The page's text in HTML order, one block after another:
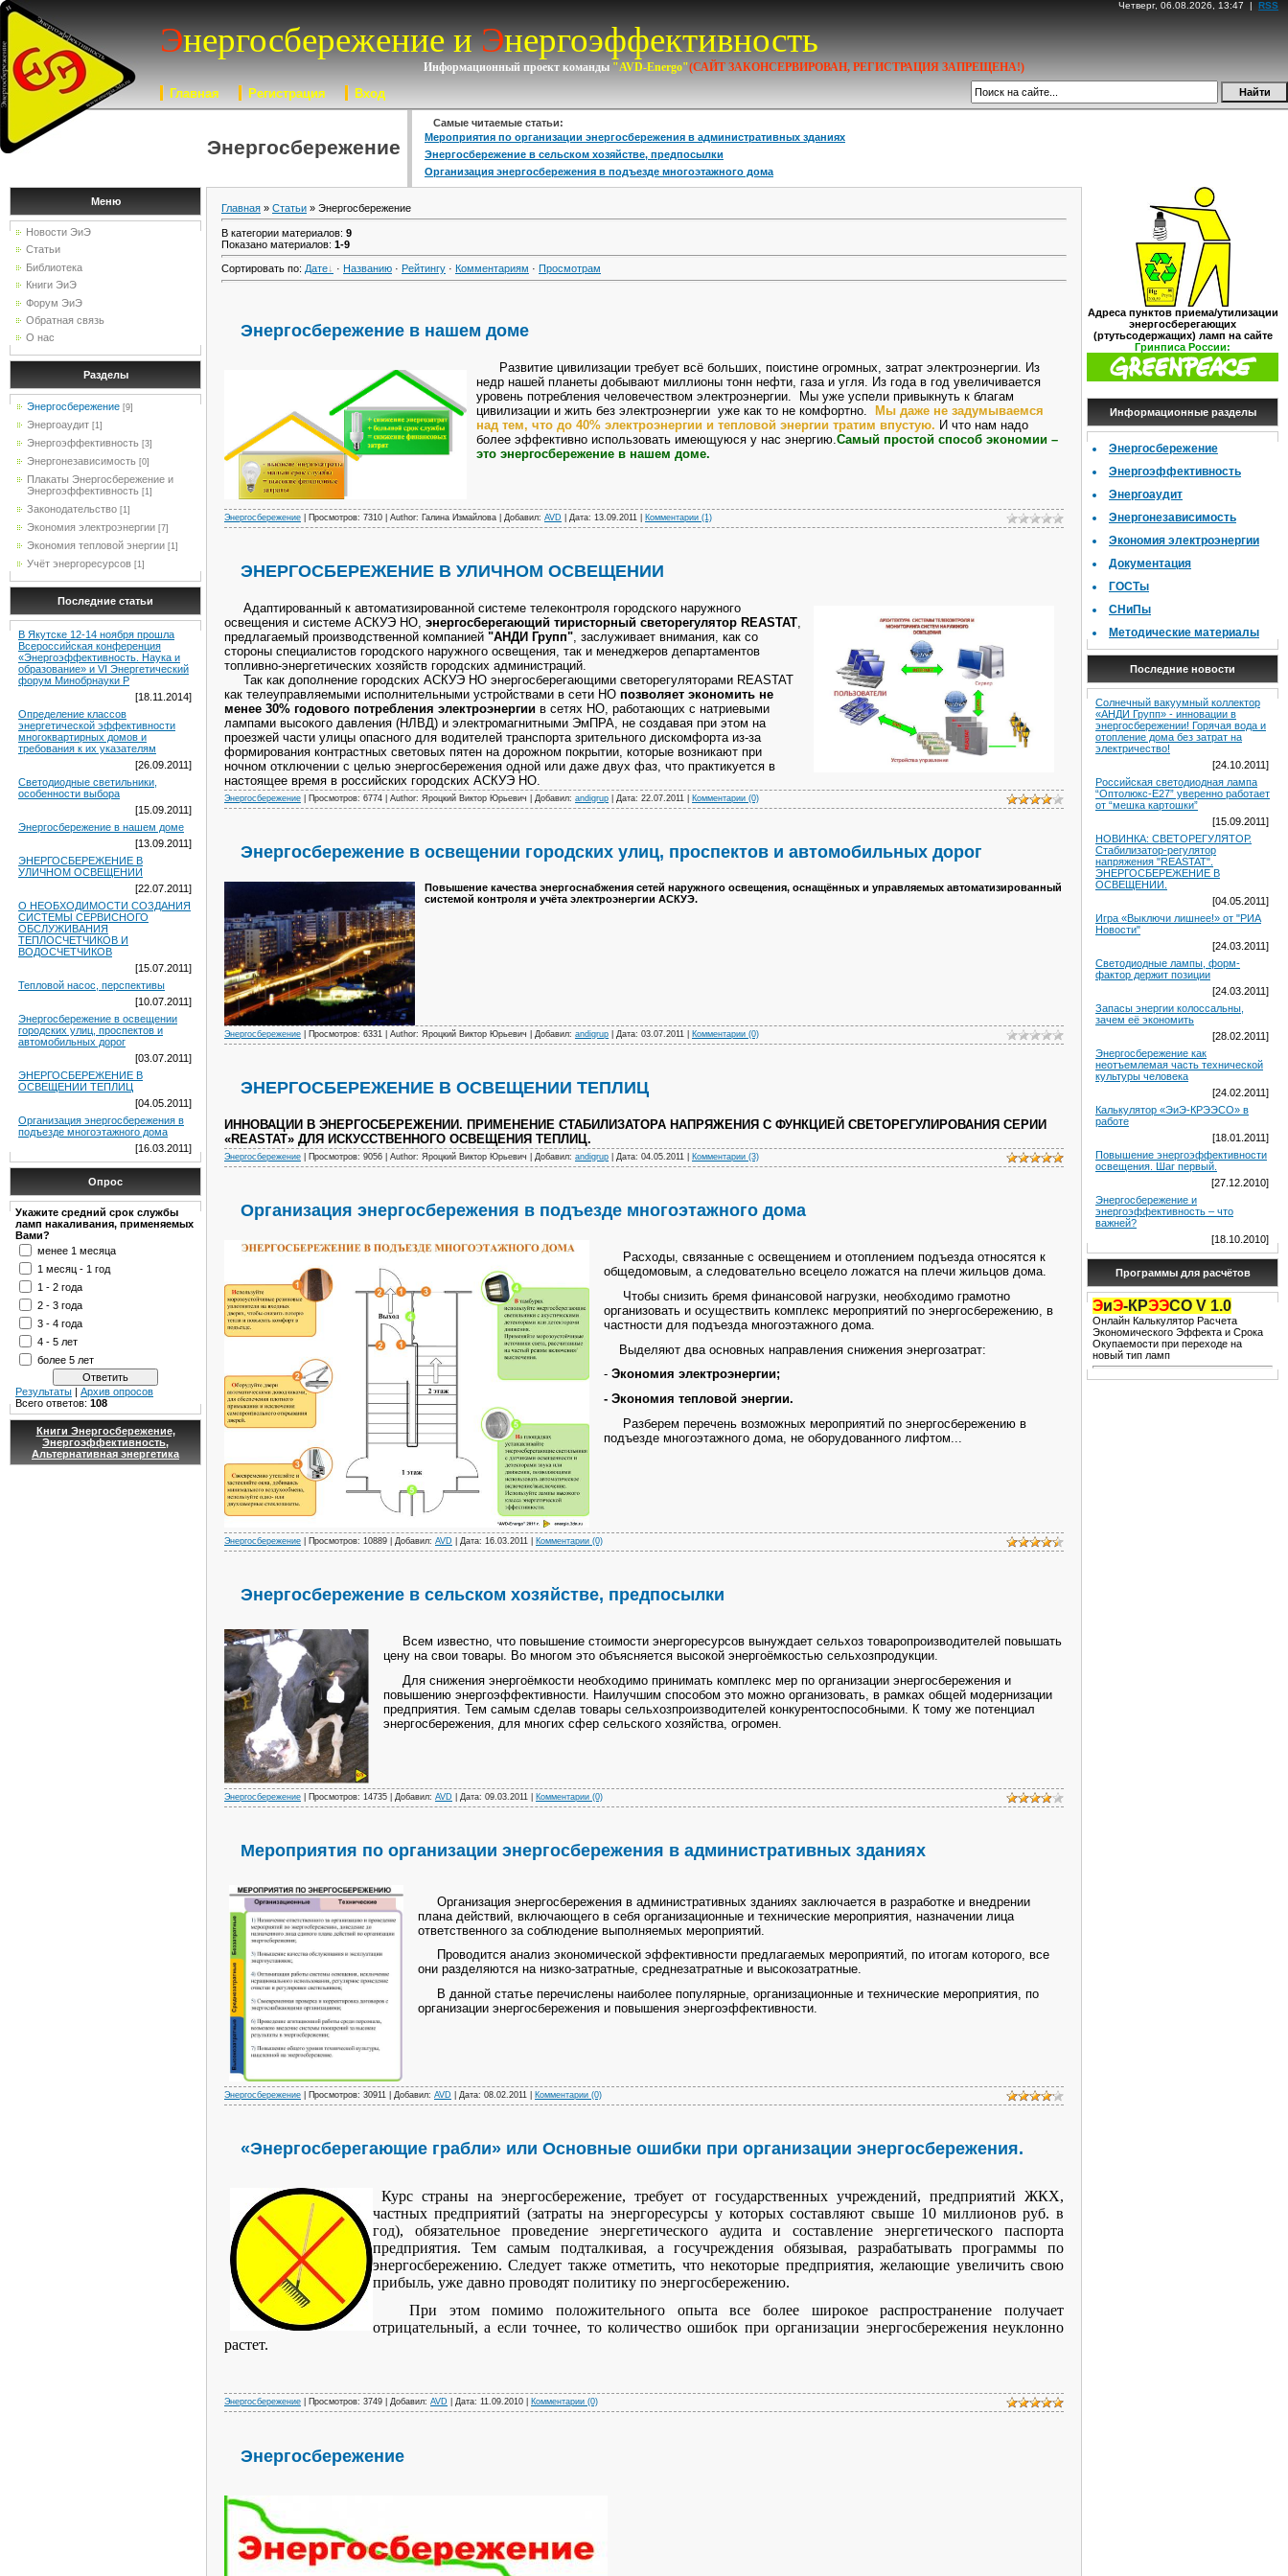
Четверг, 06.08.2026, 13:47 | RSS
Энергосбережение и Энергоэффективность
Информационный проект команды "AVD-Energo"(САЙТ ЗАКОНСЕРВИРОВАН, РЕГИСТРАЦИЯ ЗАПРЕЩЕНА!)
Главная Регистрация Вход
Энергосбережение
Самые читаемые статьи:
Мероприятия по организации энергосбережения в административных зданиях
Энергосбережение в сельском хозяйстве, предпосылки
Организация энергосбережения в подъезде многоэтажного дома
Меню
Новости ЭиЭ
Статьи
Библиотека
Книги ЭиЭ
Форум ЭиЭ
Обратная связь
О нас
Разделы
Энергосбережение [9]
Энергоаудит [1]
Энергоэффективность [3]
Энергонезависимость [0]
Плакаты Энергосбережение и
Энергоэффективность [1]
Законодательство [1]
Экономия электроэнергии [7]
Экономия тепловой энергии [1]
Учёт энергоресурсов [1]
Последние статьи
В Якутске 12-14 ноября прошла
Всероссийская конференция
«Энергоэффективность. Наука и
образование» и VI Энергетический
форум Минобрнауки Р
[18.11.2014]
Определение классов
энергетической эффективности
многоквартирных домов и
требования к их указателям
[26.09.2011]
Светодиодные светильники,
особенности выбора
[15.09.2011]
Энергосбережение в нашем доме
[13.09.2011]
ЭНЕРГОСБЕРЕЖЕНИЕ В
УЛИЧНОМ ОСВЕЩЕНИИ
[22.07.2011]
О НЕОБХОДИМОСТИ СОЗДАНИЯ
СИСТЕМЫ СЕРВИСНОГО
ОБСЛУЖИВАНИЯ
ТЕПЛОСЧЕТЧИКОВ И
ВОДОСЧЕТЧИКОВ
[15.07.2011]
Тепловой насос, перспективы
[10.07.2011]
Энергосбережение в освещении
городских улиц, проспектов и
автомобильных дорог
[03.07.2011]
ЭНЕРГОСБЕРЕЖЕНИЕ В
ОСВЕЩЕНИИ ТЕПЛИЦ
[04.05.2011]
Организация энергосбережения в
подъезде многоэтажного дома
[16.03.2011]
Опрос
Укажите средний срок службы
ламп накаливания, применяемых
Вами?
менее 1 месяца
1 месяц - 1 год
1 - 2 года
2 - 3 года
3 - 4 года
4 - 5 лет
более 5 лет
Результаты | Архив опросов
Всего ответов: 108
Книги Энергосбережение,
Энергоэффективность,
Альтернативная энергетика
Главная » Статьи » Энергосбережение
В категории материалов: 9
Показано материалов: 1-9
Сортировать по: Дате · Названию · Рейтингу · Комментариям · Просмотрам
Энергосбережение в нашем доме
Развитие цивилизации требует всё больших, поистине огромных, затрат электроэнергии. Из
недр нашей планеты добывают миллионы тонн нефти, газа и угля. Из года в год увеличивается
уровень потребления человечеством электроэнергии. Мы уже успели привыкнуть к благам
цивилизации и жить без электроэнергии уже как то не комфортно. Мы даже не задумываемся
над тем, что до 40% электроэнергии и тепловой энергии тратим впустую. И что нам надо
более эффективно использовать имеющуюся у нас энергию. Самый простой способ экономии –
это энергосбережение в нашем доме.
Энергосбережение | Просмотров: 7310 | Author: Галина Измайлова | Добавил: AVD | Дата: 13.09.2011 Комментарии (1)
ЭНЕРГОСБЕРЕЖЕНИЕ В УЛИЧНОМ ОСВЕЩЕНИИ
Адаптированный к автоматизированной системе телеконтроля городского наружного
освещения и системе АСКУЭ НО, энергосберегающий тиристорный светорегулятор REASTAT
предлагаемый производственной компанией "АНДИ Групп" , заслуживает внимания, как со
стороны специалистов городского наружного освещения, так и менеджеров департаментов
топливно-энергетических хозяйств городских администраций.
Так как дополнение городских АСКУЭ НО энергосберегающими светорегуляторами REASTAT
как телеуправляемыми исполнительными устройствами в сети НО позволяет экономить не
менее 30% годового потребления электроэнергии в сетях НО, работающих с натриевыми
лампами высокого давления (НЛВД) и электромагнитными ЭмПРА, не создавая при этом на
проезжей части улицы опасного для водителей транспорта зрительного дискомфорта из-за
формирования контрастных световых пятен на дорожном покрытии, которые возникают при
ночном отключении с целью энергосбережения одной или даже двух фаз, что практикуется в
настоящее время в российских городских АСКУЭ НО.
Энергосбережение | Просмотров: 6774 | Author: Яроцкий Виктор Юрьевич | Добавил: andigrup | Дата: 22.07.2011 Комментарии (0)
Энергосбережение в освещении городских улиц, проспектов и автомобильных дорог
Повышение качества энергоснабжения сетей наружного освещения, оснащённых и управляемых автоматизированный
системой контроля и учёта электроэнергии АСКУЭ.
Энергосбережение | Просмотров: 6331 | Author: Яроцкий Виктор Юрьевич | Добавил: andigrup | Дата: 03.07.2011 Комментарии (0)
ЭНЕРГОСБЕРЕЖЕНИЕ В ОСВЕЩЕНИИ ТЕПЛИЦ
ИННОВАЦИИ В ЭНЕРГОСБЕРЕЖЕНИИ. ПРИМЕНЕНИЕ СТАБИЛИЗАТОРА НАПРЯЖЕНИЯ С ФУНКЦИЕЙ СВЕТОРЕГУЛИРОВАНИЯ СЕРИИ
«REASTAT» ДЛЯ ИСКУССТВЕННОГО ОСВЕЩЕНИЯ ТЕПЛИЦ.
Энергосбережение | Просмотров: 9056 | Author: Яроцкий Виктор Юрьевич | Добавил: andigrup | Дата: 04.05.2011 Комментарии (3)
Организация энергосбережения в подъезде многоэтажного дома
Расходы, связанные с освещением и отоплением подъезда относятся к
общедомовым, а следовательно всецело ложатся на плечи жильцов дома.
Чтобы снизить бремя финансовой нагрузки, необходимо грамотно
организовать и осуществить комплекс мероприятий по энергосбережению, в
частности для подъезда многоэтажного дома.
Выделяют два основных направления снижения энергозатрат:
- Экономия электроэнергии;
- Экономия тепловой энергии.
Разберем перечень возможных мероприятий по энергосбережению в
подъезде многоэтажного дома, не оборудованного лифтом...
Энергосбережение | Просмотров: 10889 | Добавил: AVD | Дата: 16.03.2011 Комментарии (0)
Энергосбережение в сельском хозяйстве, предпосылки
Всем известно, что повышение стоимости энергоресурсов вынуждает сельхоз товаропроизводителей повышать
цену на свои товары. Во многом это объясняется высокой энергоёмкостью сельхозпродукции.
Для снижения энергоёмкости необходимо принимать комплекс мер по организации энергосбережения и
повышению энергоэффективности. Наилучшим способом это можно организовать, в рамках общей модернизации
предприятия. Тем самым сделав товары сельхозпроизводителей конкурентоспособными. К тому же потенциал
энергосбережения, для многих сфер сельского хозяйства, огромен.
Энергосбережение | Просмотров: 14735 | Добавил: AVD | Дата: 09.03.2011 Комментарии (0)
Мероприятия по организации энергосбережения в административных зданиях
Организация энергосбережения в административных зданиях заключается в разработке и внедрении
плана действий, включающего в себя организационные и технические мероприятия, назначении лица
ответственного за соблюдение выполняемых мероприятий.
Проводится анализ экономической эффективности предлагаемых мероприятий, по итогам которого, все
они разделяются на низко-затратные, среднезатратные и высокозатратные.
В данной статье перечислены наиболее популярные, организационные и технические мероприятия, по
организации энергосбережения и повышения энергоэффективности.
Энергосбережение | Просмотров: 30911 | Добавил: AVD | Дата: 08.02.2011 Комментарии (0)
«Энергосберегающие грабли» или Основные ошибки при организации энергосбережения.
Курс страны на энергосбережение, требует от государственных учреждений, предприятий ЖКХ,
частных предприятий (затраты на энергоресурсы у которых составляют свыше 10 миллионов руб. в
год), обязательное проведение энергетического аудита и составление энергетического паспорта
предприятия. Тем самым подталкивая, а госучреждения обязывая, разрабатывать программы по
энергосбережению. Следует также отметить, что некоторые предприятия, желающие увеличить свою
прибыль, уже давно проводят политику по энергосбережению.
При этом помимо положительного опыта все более широкое распространение получает
отрицательный, а если точнее, то количество ошибок при организации энергосбережения неуклонно
растет.
Энергосбережение | Просмотров: 3749 | Добавил: AVD | Дата: 11.09.2010 Комментарии (0)
Энергосбережение
Адреса пунктов приема/утилизации
энергосберегающих
(ртутьсодержащих) ламп на сайте
Гринписа России:
Информационные разделы
Энергосбережение
Энергоэффективность
Энергоаудит
Энергонезависимость
Экономия электроэнергии
Документация
ГОСТы
СНиПы
Методические материалы
Последние новости
Солнечный вакуумный коллектор
«АНДИ Групп» - инновации в
энергосбережении! Горячая вода и
отопление дома без затрат на
электричество!
[24.10.2011]
Российская светодиодная лампа
“Оптолюкс-Е27” уверенно работает
от “мешка картошки”
[15.09.2011]
НОВИНКА: СВЕТОРЕГУЛЯТОР.
Стабилизатор-регулятор
напряжения "REASTAT".
ЭНЕРГОСБЕРЕЖЕНИЕ В
ОСВЕЩЕНИИ.
[04.05.2011]
Игра «Выключи лишнее!» от "РИА
Новости"
[24.03.2011]
Светодиодные лампы, форм-
фактор держит позиции
[24.03.2011]
Запасы энергии колоссальны,
зачем её экономить
[28.02.2011]
Энергосбережение как
неотъемлемая часть технической
культуры человека
[24.02.2011]
Калькулятор «ЭиЭ-КРЭЭСО» в
работе
[18.01.2011]
Повышение энергоэффективности
освещения. Шаг первый.
[27.12.2010]
Энергосбережение и
энергоэффективность – что
важней?
[18.10.2010]
Программы для расчётов
ЭиЭ-КРЭЭСО V 1.0
Онлайн Калькулятор Расчета
Экономического Эффекта и Срока
Окупаемости при переходе на
новый тип ламп